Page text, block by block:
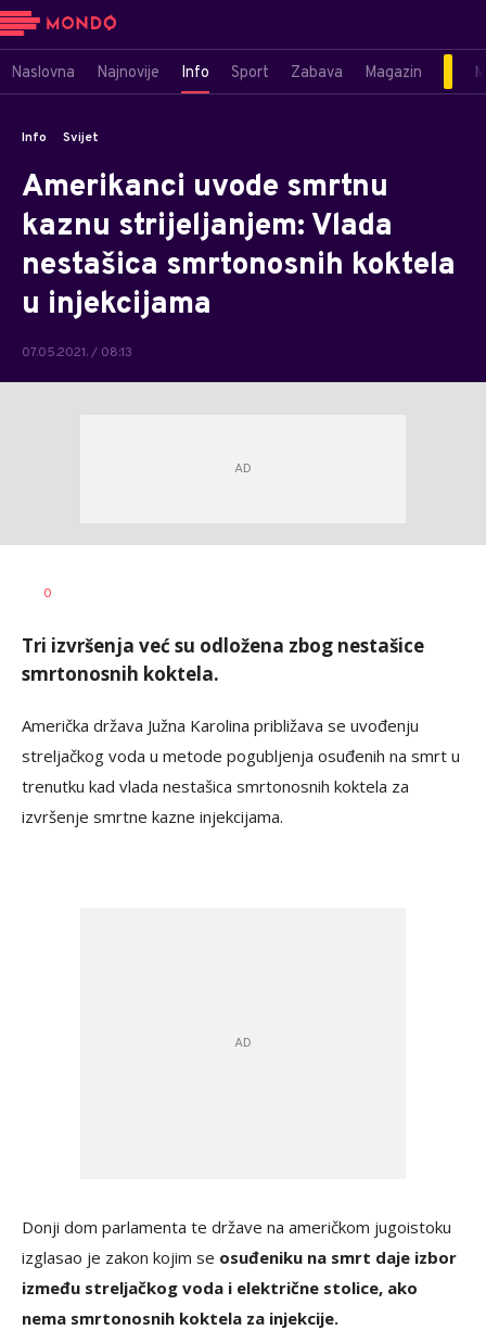
Naslovna Najnovije Info Sport Zabava Magazin
Info Svijet
Amerikanci uvode smrtnu
kaznu strijeljanjem: Vlada
nestašica smrtonosnih koktela
u injekcijama
07.05.2021. / 08:13
AUTOR
0
Tri izvršenja već su odložena zbog nestašice
smrtonosnih koktela.
Američka država Južna Karolina približava se uvođenju
streljačkog voda u metode pogubljenja osuđenih na smrt u
trenutku kad vlada nestašica smrtonosnih koktela za
izvršenje smrtne kazne injekcijama.
Donji dom parlamenta te države na američkom jugoistoku
izglasao je zakon kojim se osuđeniku na smrt daje izbor
između streljačkog voda i električne stolice, ako
nema smrtonosnih koktela za injekcije.